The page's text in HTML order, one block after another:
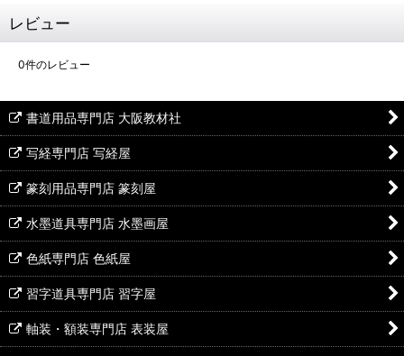
レビュー
0件のレビュー
書道用品専門店 大阪教材社
写経専門店 写経屋
篆刻用品専門店 篆刻屋
水墨道具専門店 水墨画屋
色紙専門店 色紙屋
習字道具専門店 習字屋
軸装・額装専門店 表装屋